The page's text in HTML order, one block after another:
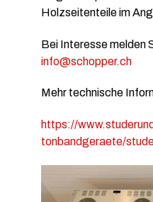
Holzseitenteile im
Bei Interesse melden
info@schopper.ch
Mehr technische
https://
tonbandgeraete/